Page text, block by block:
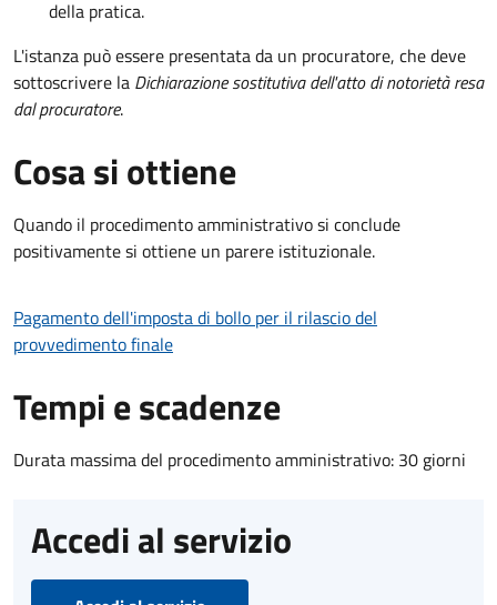
della pratica.
L'istanza può essere presentata da un procuratore, che deve
sottoscrivere la Dichiarazione sostitutiva dell'atto di notorietà resa
dal procuratore.
Cosa si ottiene
Quando il procedimento amministrativo si conclude
positivamente si ottiene un parere istituzionale.
Pagamento dell'imposta di bollo per il rilascio del
provvedimento finale
Tempi e scadenze
Durata massima del procedimento amministrativo: 30 giorni
Accedi al servizio